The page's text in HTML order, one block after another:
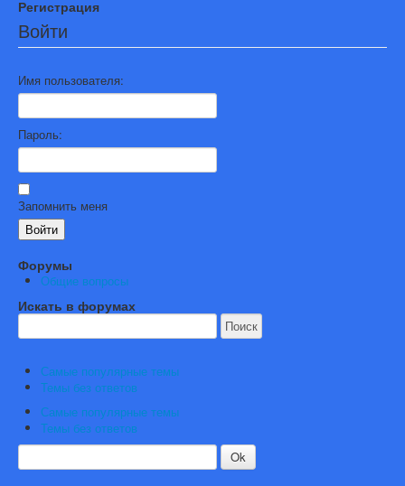
Регистрация
Войти
Имя пользователя:
Пароль:
Запомнить меня
Войти
Форумы
Общие вопросы
Искать в форумах
Самые популярные темы
Темы без ответов
Самые популярные темы
Темы без ответов